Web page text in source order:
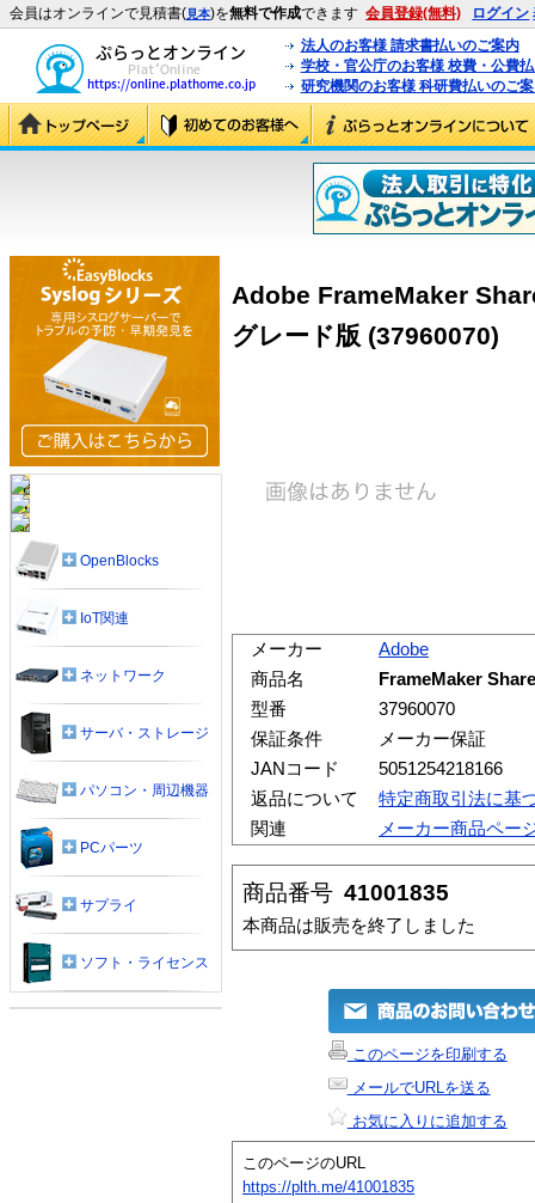
会員はオンラインで見積書(見本)を無料で作成できます 会員登録(無料) ログイン
法人のお客様 請求書払いのご案内
学校・官公庁のお客様 校費・公費
研究機関のお客様 科研費払いのご
Adobe FrameMaker
グレード版 (37960070)
メーカー
Adobe
商品名
FrameMaker
型番
37960070
保証条件
メーカー保証
JANコード
5051254218166
返品について
特定商取引法に基
関連
メーカー商品ペー
商品番号 41001835
本商品は販売を終了しました
このページを印刷する
メールでURLを送る
お気に入りに追加する
このページのURL
https://plth.me/41001835
OpenBlocks
IoT関連
ネットワーク
サーバ・ストレージ
パソコン・周辺機器
PCパーツ
サプライ
ソフト・ライセンス